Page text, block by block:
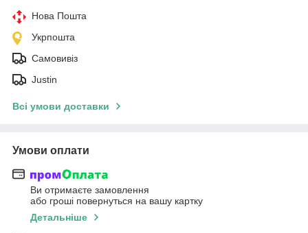
Нова Пошта
Укрпошта
Самовивіз
Justin
Всі умови доставки
Умови оплати
Ви отримаєте замовлення
або гроші повернуться на вашу картку
Детальніше